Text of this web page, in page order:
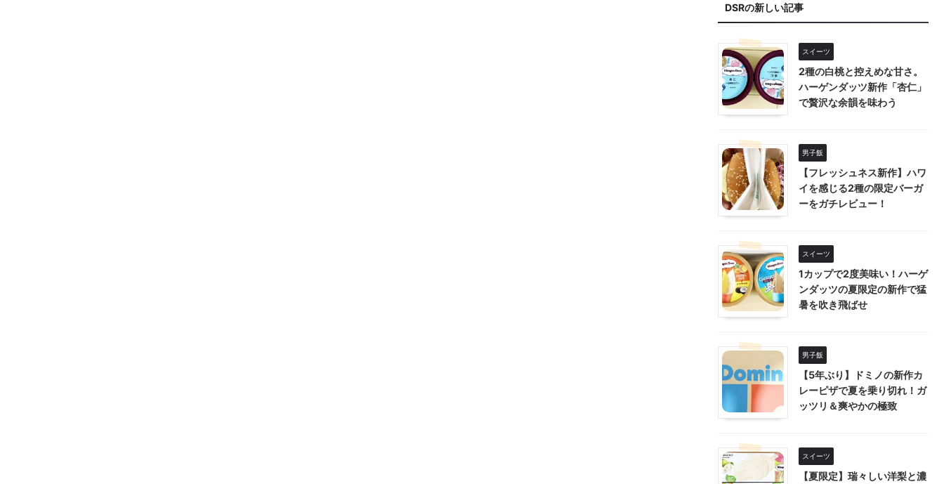
DSRの新しい記事
スイーツ
2種の白桃と控えめな甘さ。
ハーゲンダッツ新作「杏仁」
で贅沢な余韻を味わう
男子飯
【フレッシュネス新作】ハワ
イを感じる2種の限定バーガ
ーをガチレビュー！
スイーツ
1カップで2度美味い！ハーゲ
ンダッツの夏限定の新作で猛
暑を吹き飛ばせ
男子飯
【5年ぶり】ドミノの新作カ
レーピザで夏を乗り切れ！ガ
ッツリ＆爽やかの極致
スイーツ
【夏限定】瑞々しい洋梨と濃